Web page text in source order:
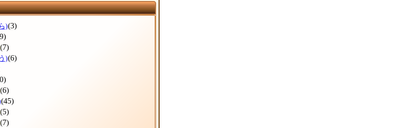
)(3)
(7)
)(6)
(6)
(45)
(5)
(7)